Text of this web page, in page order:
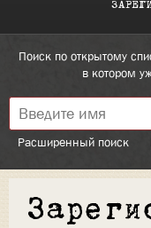
Поиск по открытому
в котором
Расширенный поиск